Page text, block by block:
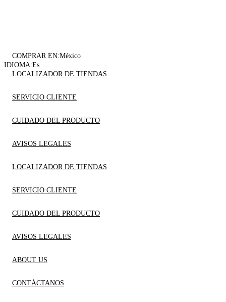
COMPRAR EN:México
IDIOMA:Es
LOCALIZADOR DE TIENDAS
SERVICIO CLIENTE
CUIDADO DEL PRODUCTO
AVISOS LEGALES
LOCALIZADOR DE TIENDAS
SERVICIO CLIENTE
CUIDADO DEL PRODUCTO
AVISOS LEGALES
ABOUT US
CONTÁCTANOS